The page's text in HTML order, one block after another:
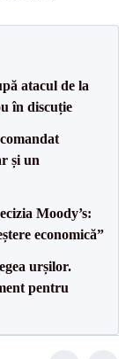
atacul de la
în discuție
și un
Moody’s:
economică”
urșilor.
pentru